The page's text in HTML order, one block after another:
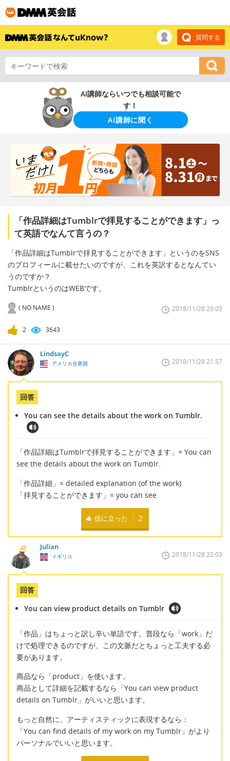
質問する
AI講師ならいつでも相談可能で
す！
AI講師に聞く
「作品詳細はTumblrで拝見することができます」っ
て英語でなんて言うの？
「作品詳細はTumblrで拝見することができます」というのをSNS
のプロフィールに載せたいのですが、これを英訳するとなんてい
うのですか？
TumblrというのはWEBです。
( NO NAME ) 2018/11/28 20:03
2 3643
LindsayC
アメリカ合衆国 2018/11/28 21:57
回答
You can see the details about the work on Tumblr.
「作品詳細はTumblrで拝見することができます」= You can
see the details about the work on Tumblr.
「作品詳細」= detailed explanation (of the work)
「拝見することができます」= you can see
役に立った 2
Julian
イギリス 2018/11/28 22:03
回答
You can view product details on Tumblr
「作品」はちょっと訳し辛い単語です。普段なら「work」だ
けで処理できるのですが、この文脈だとちょっと工夫する必
要があります。
商品なら「product」を使います。
商品として詳細を記載するなら「You can view product
details on Tumblr」がいいと思います。
もっと自然に、アーティスティックに表現するなら：
「You can find details of my work on my Tumblr」がより
パーソナルでいいと思います。